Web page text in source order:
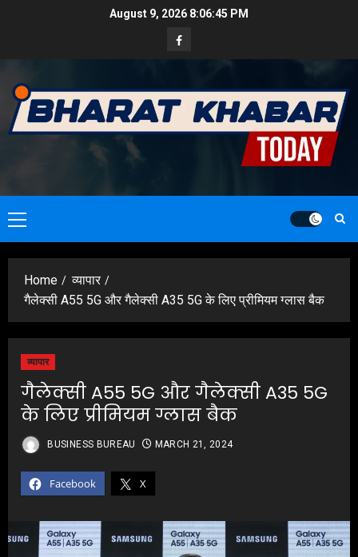
August 9, 2026 8:06:47 PM
Facebook
Primary
Menu
Home
व्यापार
गैलेक्सी A55 5G और गैलेक्सी A35 5G के लिए प्रीमियम ग्लास बैक
व्यापार
गैलेक्सी A55 5G और गैलेक्सी A35 5G
के लिए प्रीमियम ग्लास बैक
Facebook X
BUSINESS BUREAU MARCH 21, 2024